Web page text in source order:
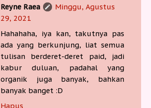
Reyne Raea
Minggu, Agustus
29, 2021
Hahahaha, iya kan, takutnya pas
ada yang berkunjung, liat semua
tulisan berderet-deret paid, jadi
kabur duluan, padahal yang
organik juga banyak, bahkan
banyak banget :D
Hapus